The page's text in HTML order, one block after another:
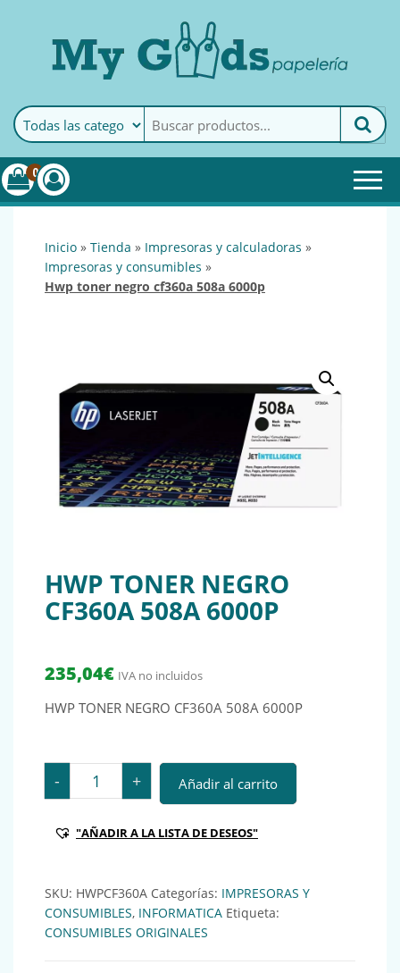
MyGoods · PapeleríaMy Goods es tu papelería
online de confianza. Podrás
encontrar todo lo necesario
0
inicio » tienda » impresoras y calculadoras »
impresoras y consumibles »
hwp toner negro cf360a 508a 6000p
HWP TONER NEGRO
CF360A 508A 6000P
235,04€ IVA no incluidos
HWP TONER NEGRO CF360A 508A 6000P
- HWP TONER NEGRO CF360A 508A 6000P cantidad
+ Añadir al carrito
"AÑADIR A LA LISTA DE DESEOS"
SKU: HWPCF360A Categorías: IMPRESORAS Y
CONSUMIBLES, INFORMATICA Etiqueta:
CONSUMIBLES ORIGINALES